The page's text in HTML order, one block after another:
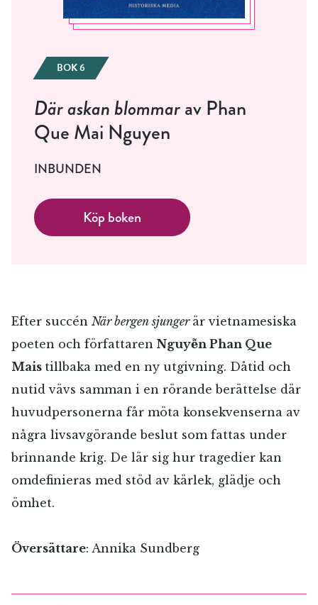
BOK 6
Där askan blommarav Phan
Que Mai Nguyen
INBUNDEN
Köp boken
Efter succén När bergen sjunger är vietnamesiska
poeten och författaren Nguyễn Phan Que
Mais tillbaka med en ny utgivning. Dåtid och
nutid vävs samman i en rörande berättelse där
huvudpersonerna får möta konsekvenserna av
några livsavgörande beslut som fattas under
brinnande krig. De lär sig hur tragedier kan
omdefinieras med stöd av kärlek, glädje och
ömhet.
Översättare: Annika Sundberg